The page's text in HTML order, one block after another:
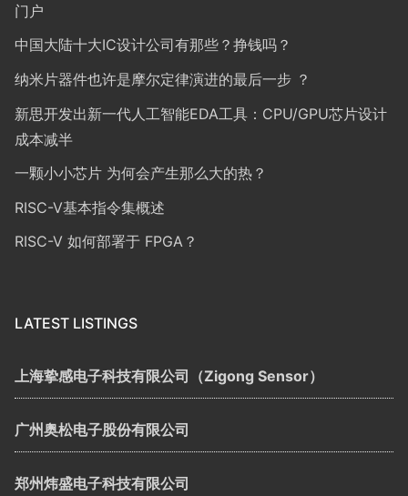
门户
中国大陆十大IC设计公司有那些？挣钱吗？
纳米片器件也许是摩尔定律演进的最后一步 ？
新思开发出新一代人工智能EDA工具：CPU/GPU芯片设计
成本减半
一颗小小芯片 为何会产生那么大的热？
RISC-V基本指令集概述
RISC-V 如何部署于 FPGA？
LATEST LISTINGS
上海挚感电子科技有限公司（Zigong Sensor）
广州奥松电子股份有限公司
郑州炜盛电子科技有限公司